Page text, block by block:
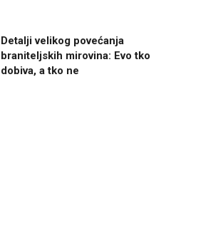
Detalji velikog povećanja
braniteljskih mirovina: Evo tko
dobiva, a tko ne